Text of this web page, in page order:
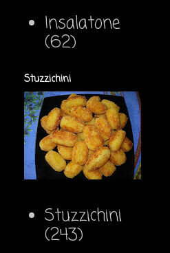
Insalatone
(62)
Stuzzichini
Stuzzichini
(243)